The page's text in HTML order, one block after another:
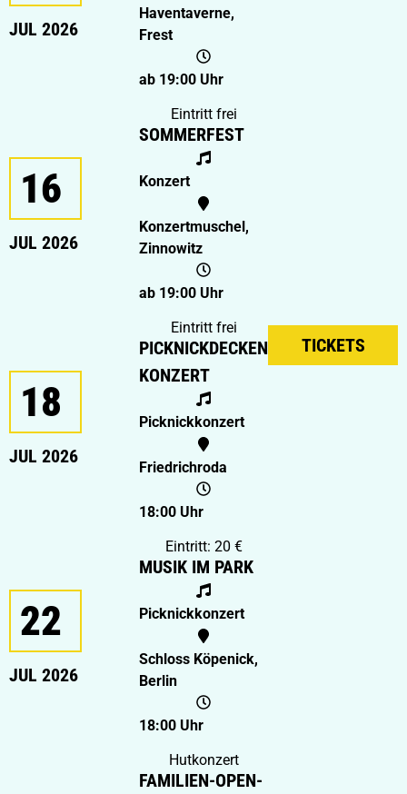
JUL 2026
Haventaverne,
Frest
ab 19:00 Uhr
Eintritt frei
16
JUL 2026
SOMMERFEST
Konzert
Konzertmuschel,
Zinnowitz
ab 19:00 Uhr
Eintritt frei
18
JUL 2026
PICKNICKDECKEN-
KONZERT
Picknickkonzert
Friedrichroda
18:00 Uhr
Eintritt: 20 €
TICKETS
22
JUL 2026
MUSIK IM PARK
Picknickkonzert
Schloss Köpenick,
Berlin
18:00 Uhr
Hutkonzert
FAMILIEN-OPEN-